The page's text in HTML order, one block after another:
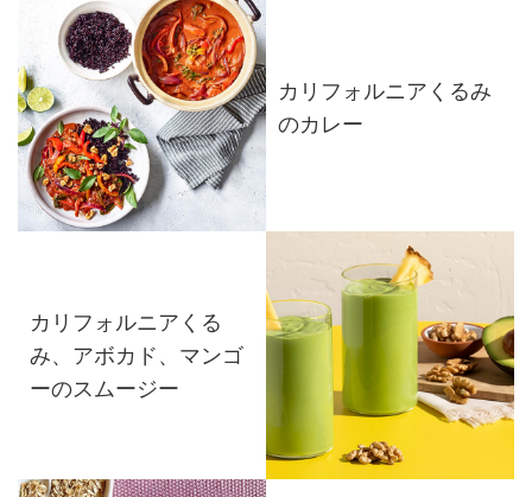
カリフォルニアくるみ
のカレー
カリフォルニアくる
み、アボカド、マンゴ
ーのスムージー